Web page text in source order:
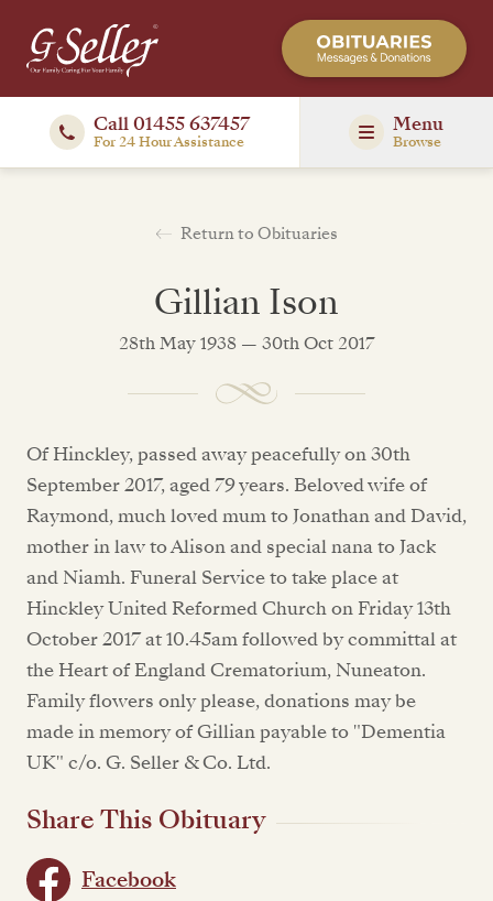
Call 01455 637457
For 24 Hour Assistance
Menu
Browse
Return to Obituaries
Gillian Ison
28th May 1938 — 30th Oct 2017
Of Hinckley, passed away peacefully on 30th
September 2017, aged 79 years. Beloved wife of
Raymond, much loved mum to Jonathan and David,
mother in law to Alison and special nana to Jack
and Niamh. Funeral Service to take place at
Hinckley United Reformed Church on Friday 13th
October 2017 at 10.45am followed by committal at
the Heart of England Crematorium, Nuneaton.
Family flowers only please, donations may be
made in memory of Gillian payable to "Dementia
UK" c/o. G. Seller & Co. Ltd.
Share This Obituary
Facebook